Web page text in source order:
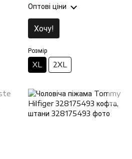
Оптові ціни
Хочу!
Розмір
XL 2XL